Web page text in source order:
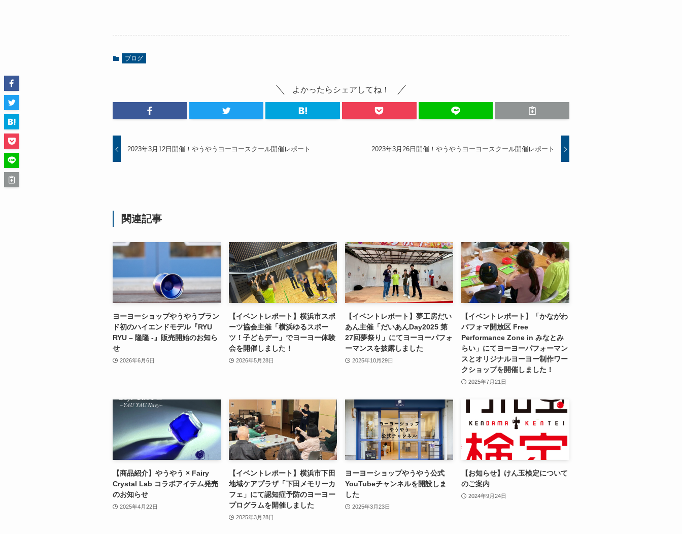
ブログ
よかったらシェアしてね！
2023年3月12日開催！やうやうヨーヨースクール開催レポート 2023年3月26日開催！やうやうヨーヨースクール開催レポート
関連記事
ヨーヨーショップやうやうブラン
ド初のハイエンドモデル『RYU
RYU – 隆隆 -』販売開始のお知ら
せ
2026年6月6日
【イベントレポート】横浜市スポ
ーツ協会主催「横浜ゆるスポー
ツ！子どもデー」でヨーヨー体験
会を開催しました！
2026年5月28日
【イベントレポート】夢工房だい
あん主催「だいあんDay2025 第
27回夢祭り」にてヨーヨーパフォ
ーマンスを披露しました
2025年10月29日
【イベントレポート】「かながわ
パフォマ開放区 Free
Performance Zone in みなとみ
らい」にてヨーヨーパフォーマン
スとオリジナルヨーヨー制作ワー
クショップを開催しました！
2025年7月21日
【商品紹介】やうやう × Fairy
Crystal Lab コラボアイテム発売
のお知らせ
2025年4月22日
【イベントレポート】横浜市下田
地域ケアプラザ「下田メモリーカ
フェ」にて認知症予防のヨーヨー
プログラムを開催しました
2025年3月28日
ヨーヨーショップやうやう公式
YouTubeチャンネルを開設しま
した
2025年3月23日
【お知らせ】けん玉検定について
のご案内
2024年9月24日